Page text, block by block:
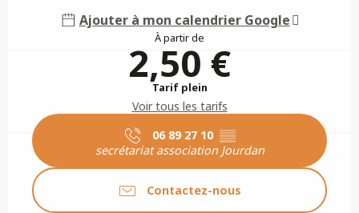
Ajouter à mon calendrier Google
À partir de
2,50 €
Tarif plein
Voir tous les tarifs
06 89 27 10 ▒▒
secrétariat association Jourdan
Contactez-nous